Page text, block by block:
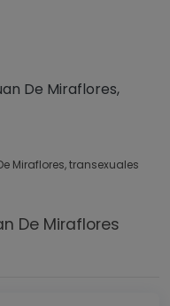
De Miraflores,
Miraflores, transexuales
De Miraflores